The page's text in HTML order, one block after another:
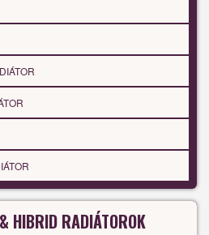
HIBRID RADIÁTOROK